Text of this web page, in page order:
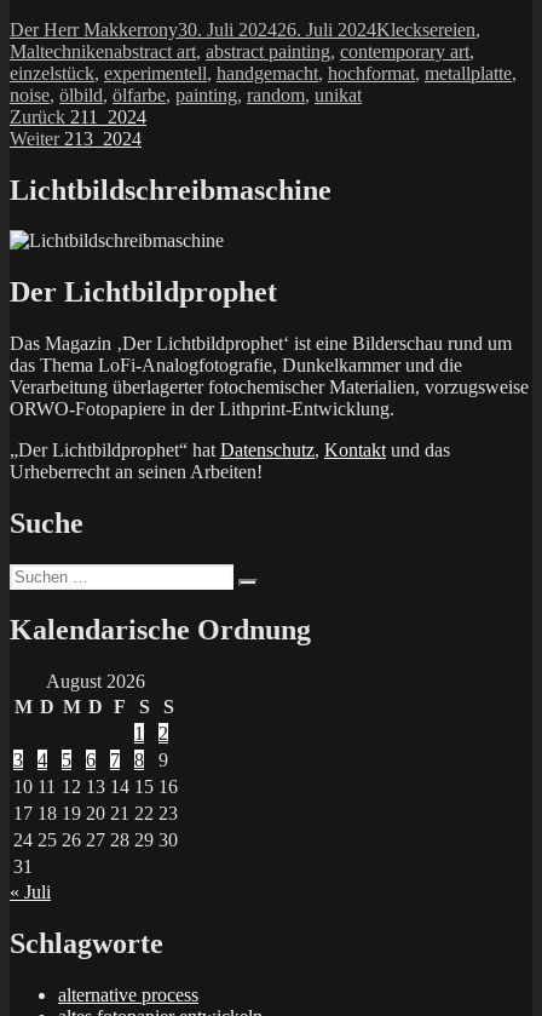
Autor
Der Herr MakkerronyVeröffentlicht
am
30. Juli 202426. Juli 2024Kategorien
Klecksereien,
MaltechnikenSchlagwörter
abstract art, abstract painting, contemporary art,
einzelstück, experimentell, handgemacht, hochformat, metallplatte,
noise, ölbild, ölfarbe, painting, random, unikat
Beitragsnavigation
Zurück Vorheriger
Beitrag:
211_2024
Weiter Nächster
213_2024
Lichtbildschreibmaschine
Der Lichtbildprophet
Das Magazin ‚Der Lichtbildprophet‘ ist eine Bilderschau rund um
das Thema LoFi-Analogfotografie, Dunkelkammer und die
Verarbeitung überlagerter fotochemischer Materialien, vorzugsweise
ORWO-Fotopapiere in der Lithprint-Entwicklung.
„Der Lichtbildprophet“ hat Datenschutz, Kontakt und das
Urheberrecht an seinen Arbeiten!
Suche
Suchen
nach:
Kalendarische Ordnung
August 2026
M D M D F S
S
1
2
3
4 5 6 7 8
9
10 11 12 13 14 15 16
17 18 19 20 21 22 23
24 25 26 27 28 29 30
31
« Juli
Schlagworte
alternative process